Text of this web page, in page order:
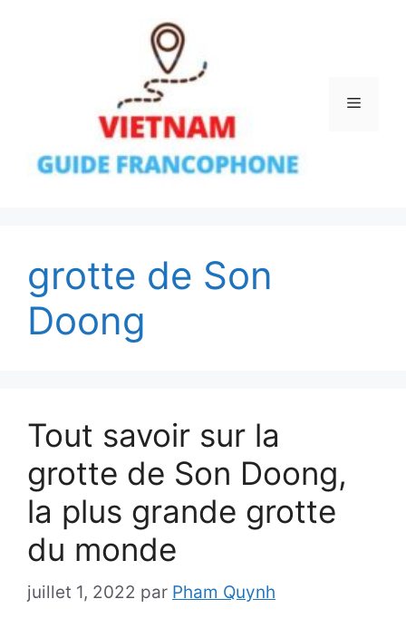
Menu
grotte de Son
Doong
Tout savoir sur la
grotte de Son Doong,
la plus grande grotte
du monde
juillet 1, 2022 par Pham Quynh